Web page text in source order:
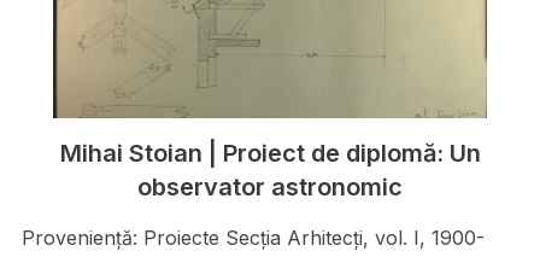
Mihai Stoian | Proiect de diplomă: Un
observator astronomic
Proveniență: Proiecte Secţia Arhitecţi, vol. I, 1900-